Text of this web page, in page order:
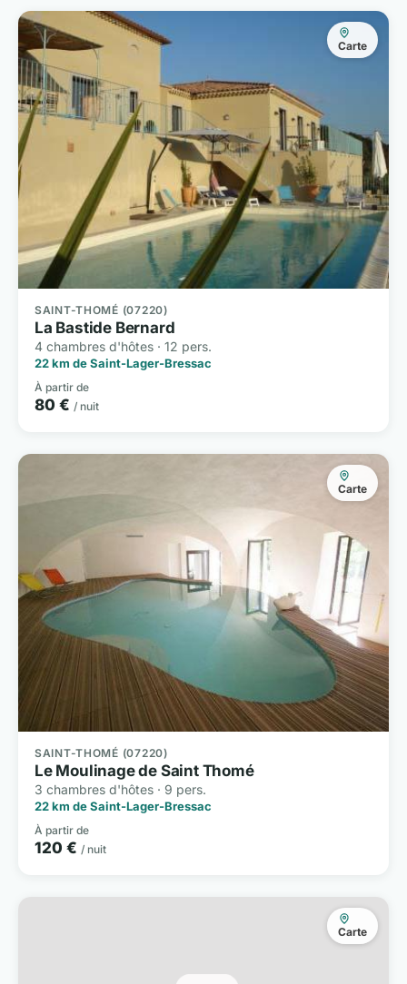
Carte
SAINT-THOMÉ (07220)
La Bastide Bernard
4 chambres d'hôtes · 12 pers.
22 km de Saint-Lager-Bressac
À partir de
80 € / nuit
Carte
SAINT-THOMÉ (07220)
Le Moulinage de Saint Thomé
3 chambres d'hôtes · 9 pers.
22 km de Saint-Lager-Bressac
À partir de
120 € / nuit
Carte